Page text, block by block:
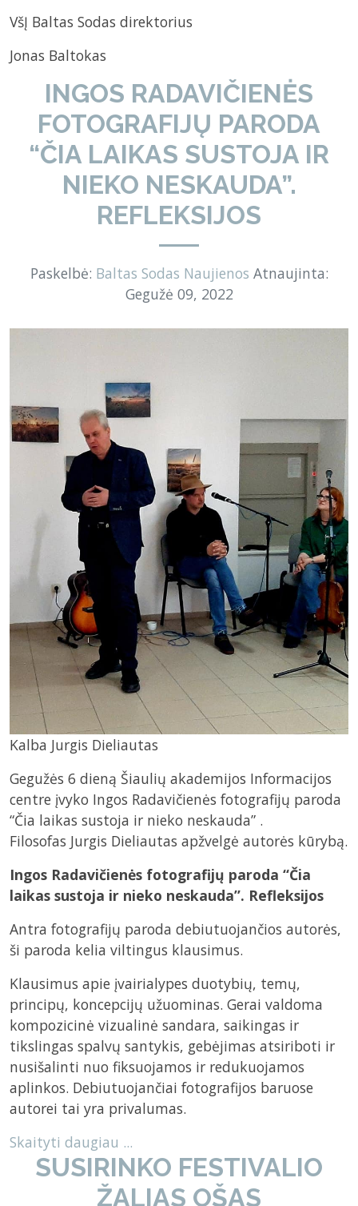
VšĮ Baltas Sodas direktorius
Jonas Baltokas
INGOS RADAVIČIENĖS
FOTOGRAFIJŲ PARODA
“ČIA LAIKAS SUSTOJA IR
NIEKO NESKAUDA”.
REFLEKSIJOS
Paskelbė: Baltas Sodas Naujienos Atnaujinta:
Gegužė 09, 2022
Kalba Jurgis Dieliautas
Gegužės 6 dieną Šiaulių akademijos Informacijos
centre įvyko Ingos Radavičienės fotografijų paroda
“Čia laikas sustoja ir nieko neskauda” .
Filosofas Jurgis Dieliautas apžvelgė autorės kūrybą.
Ingos Radavičienės fotografijų paroda “Čia
laikas sustoja ir nieko neskauda”. Refleksijos
Antra fotografijų paroda debiutuojančios autorės,
ši paroda kelia viltingus klausimus.
Klausimus apie įvairialypes duotybių, temų,
principų, koncepcijų užuominas. Gerai valdoma
kompozicinė vizualinė sandara, saikingas ir
tikslingas spalvų santykis, gebėjimas atsiriboti ir
nusišalinti nuo fiksuojamos ir redukuojamos
aplinkos. Debiutuojančiai fotografijos baruose
autorei tai yra privalumas.
Skaityti daugiau ...
SUSIRINKO FESTIVALIO
ŽALIAS OŠAS